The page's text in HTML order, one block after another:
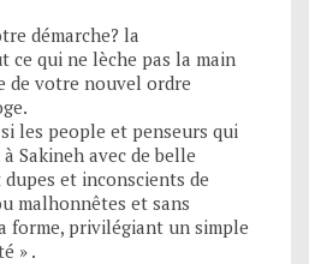
démarche? la
ce qui ne lèche pas la main
de votre nouvel ordre
si les people et penseurs qui
Sakineh avec de belle
et inconscients de
malhonnêtes et sans
forme, privilégiant un simple
» .